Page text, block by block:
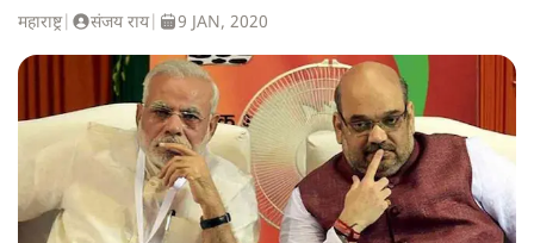
महाराष्ट्र| संजय राय| 9 JAN, 2020